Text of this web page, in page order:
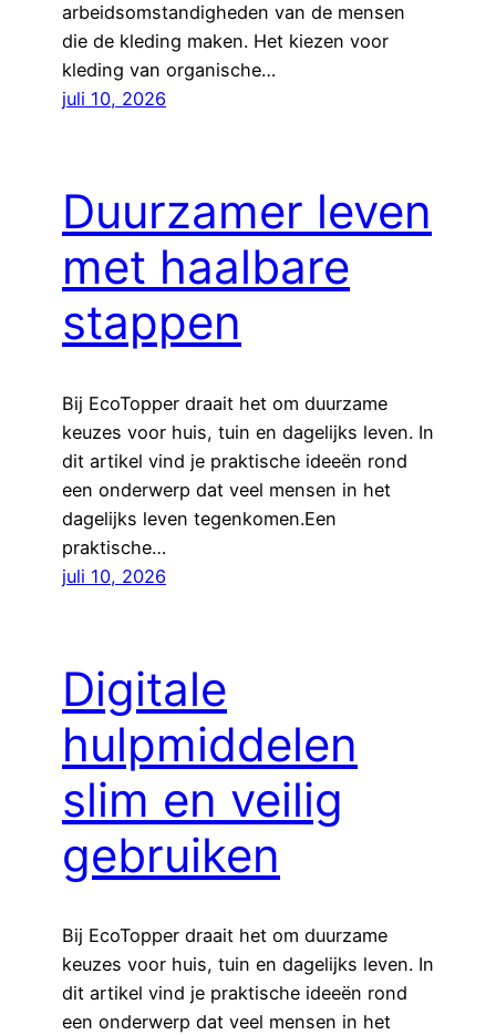
arbeidsomstandigheden van de mensen
die de kleding maken. Het kiezen voor
kleding van organische…
juli 10, 2026
Duurzamer leven
met haalbare
stappen
Bij EcoTopper draait het om duurzame
keuzes voor huis, tuin en dagelijks leven. In
dit artikel vind je praktische ideeën rond
een onderwerp dat veel mensen in het
dagelijks leven tegenkomen.Een
praktische…
juli 10, 2026
Digitale
hulpmiddelen
slim en veilig
gebruiken
Bij EcoTopper draait het om duurzame
keuzes voor huis, tuin en dagelijks leven. In
dit artikel vind je praktische ideeën rond
een onderwerp dat veel mensen in het